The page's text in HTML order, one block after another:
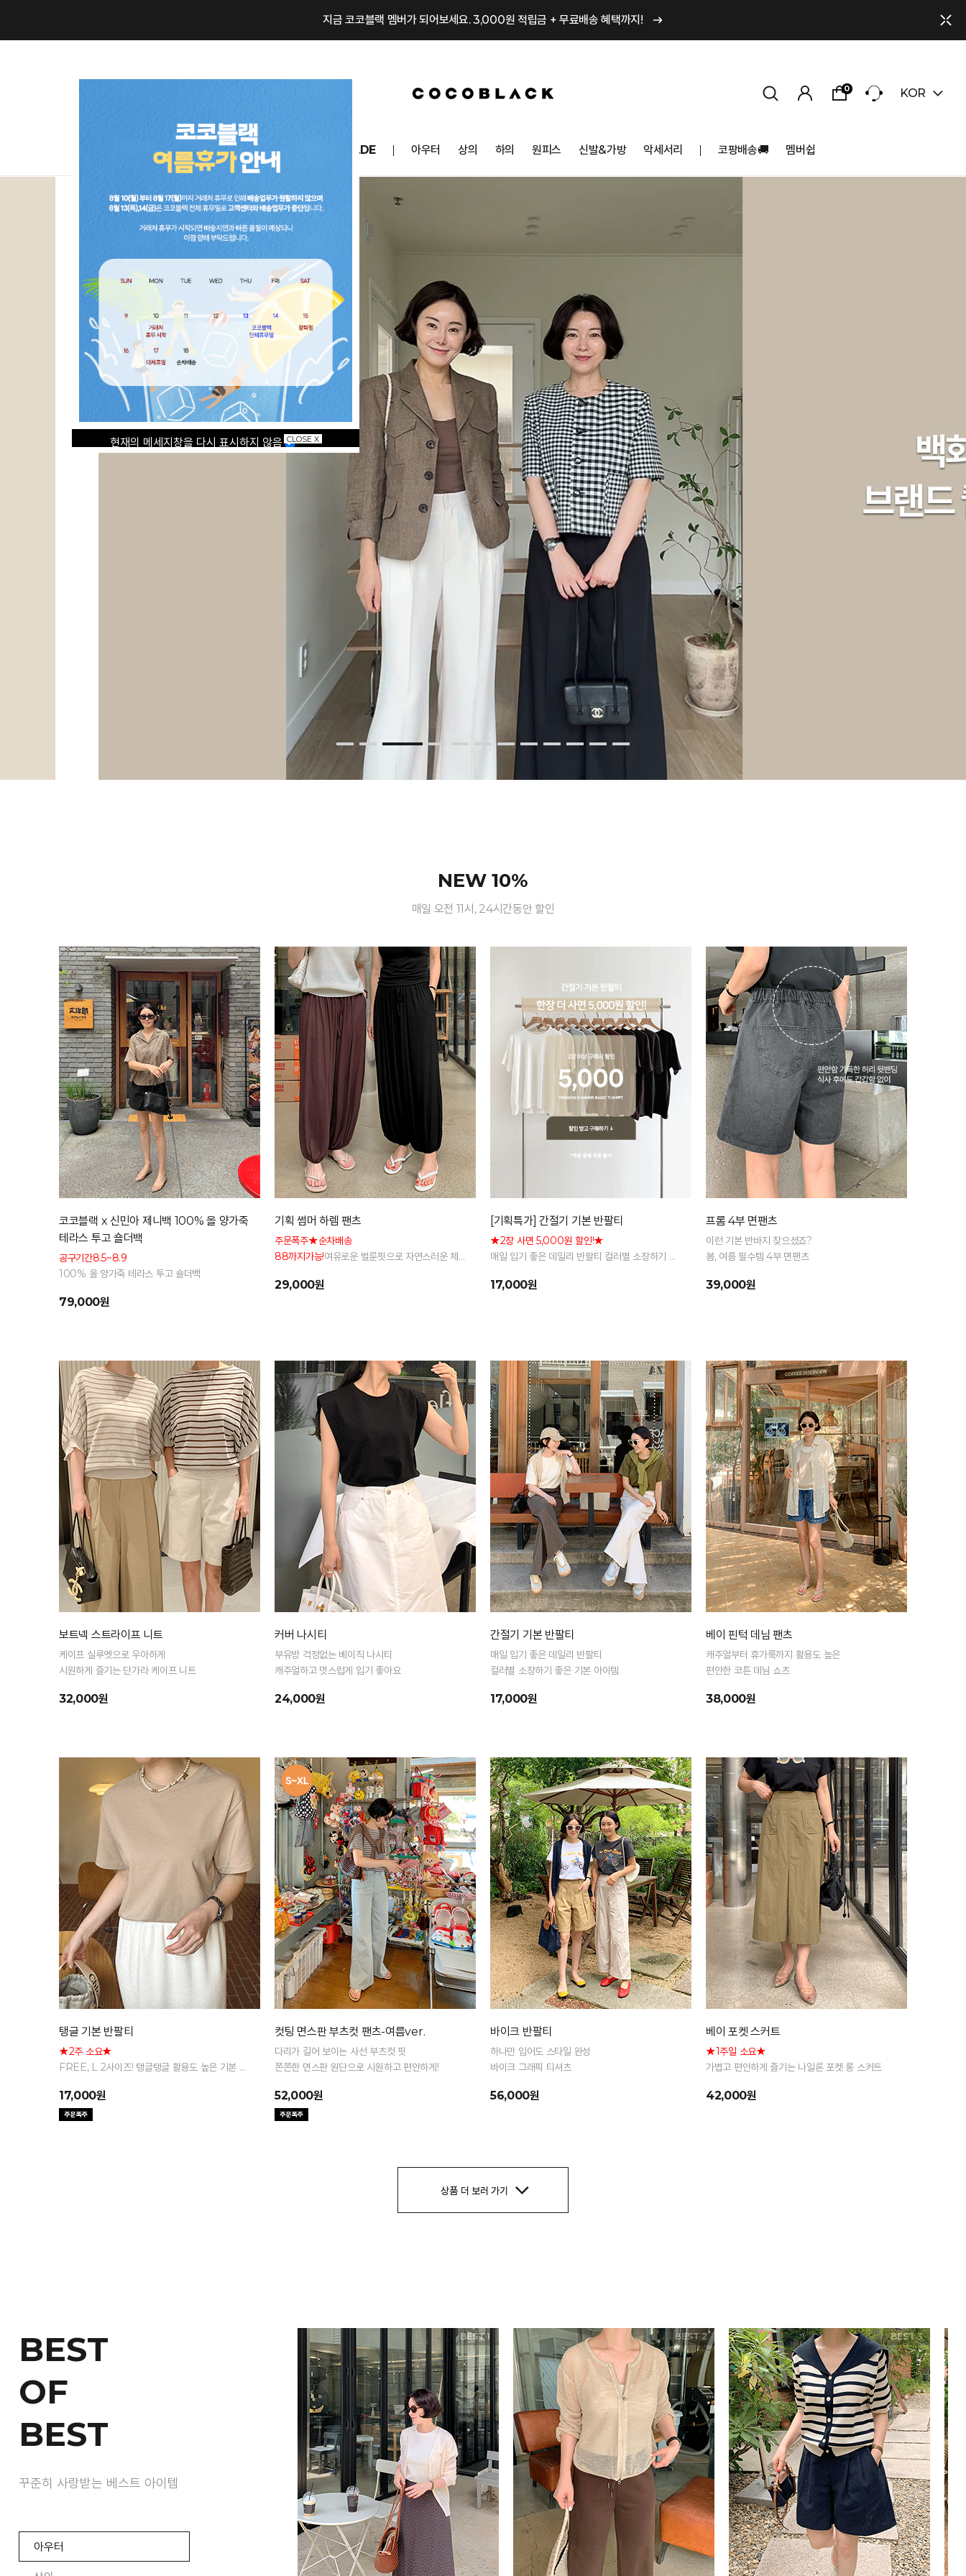
지금 코코블랙 멤버가 되어보세요. 3,000원 적립금 + 무료배송 혜택까지!
0 KOR
NEW10% BEST30 COCOMADE 아우터 상의 하의 원피스 신발&가방 악세서리 코팡배송🚚 멤버쉽
NEW 10%
매일 오전 11시, 24시간동안 할인
코코블랙 x 신민아 제니백 100% 올 양가죽
테라스 투고 숄더백
공구기간8.5~8.9
100% 올 양가죽 테라스 투고 숄더백
79,000원
기획 썸머 하렘 팬츠
주문폭주★순차배송
88까지가능!여유로운 벌룬핏으로 자연스러운 체
29,000원
[기획특가] 간절기 기본 반팔티
★2장 사면 5,000원 할인!★
매일 입기 좋은 데일리 반팔티 컬러별 소장하기 좋
17,000원
프롬 4부 면팬츠
이런 기본 반바지 찾으셨죠?
봄, 여름 필수템 4부 면팬츠
39,000원
보트넥 스트라이프 니트
케이프 실루엣으로 우아하게
시원하게 즐기는 단가라 케이프 니트
32,000원
커버 나시티
부유방 걱정없는 베이직 나시티
캐주얼하고 멋스럽게 입기 좋아요
24,000원
간절기 기본 반팔티
매일 입기 좋은 데일리 반팔티
컬러별 소장하기 좋은 기본 아이템
17,000원
베이 핀턱 데님 팬츠
캐주얼부터 휴가룩까지 활용도 높은
편안한 코튼 데님 쇼츠
38,000원
탱글 기본 반팔티
★2주 소요★
FREE, L 2사이즈! 탱글탱글 활용도 높은 기본 반
17,000원
컷팅 면스판 부츠컷 팬츠-여름ver.
다리가 길어 보이는 사선 부츠컷 핏
쫀쫀한 면스판 원단으로 시원하고 편안하게!
52,000원
바이크 반팔티
하나만 입어도 스타일 완성
바이크 그래픽 티셔츠
56,000원
베이 포켓 스커트
★1주일 소요★
가볍고 편안하게 즐기는 나일론 포켓 롱 스커트
42,000원
상품 더 보러 가기
BEST
OF
BEST
꾸준히 사랑받는 베스트 아이템
아우터
BEST 1 BEST 2 BEST 3
현재의 메세지창을 다시 표시하지 않음CLOSE X